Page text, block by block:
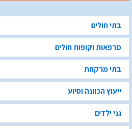
בתי חולים
מרפאות וקופות חולים
בתי מרקחת
ייעוץ הכוונה וסיוע
גני ילדים